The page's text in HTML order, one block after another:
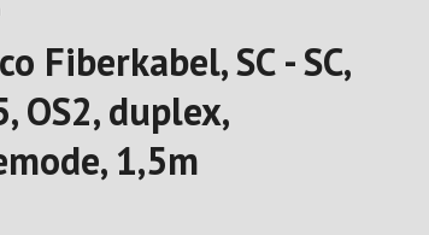
Fiberkabel, SC - SC,
OS2, duplex,
1,5m